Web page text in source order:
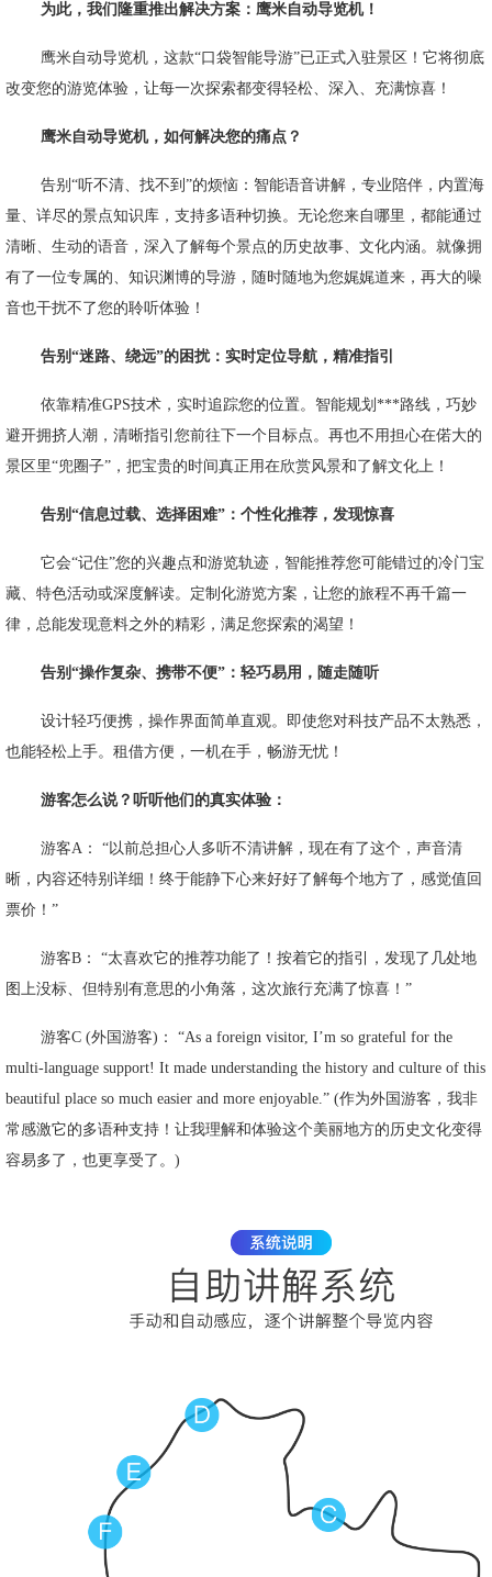
为此，我们隆重推出解决方案：鹰米自动导览机！
鹰米自动导览机， 这款“口袋智能导游”已正式入驻景区！它将彻底
改变您的游览体验，让每一次探索都变得轻松、深入、充满惊喜！
鹰米自动导览机，如何解决您的痛点？
告别 “听不清、找不到”的烦恼：智能语音讲解，专业陪伴 ， 内置海
量、详尽的景点知识库，支持多语种切换。无论您来自哪里，都能通过
清晰、生动的语音，深入了解每个景点的历史故事、文化内涵。就像拥
有了一位专属的、知识渊博的导游，随时随地为您娓娓道来，再大的噪
音也干扰不了您的聆听体验！
告别 “迷路、绕远”的困扰：实时定位导航，精准指引
依靠精准GPS技术，实时追踪您的位置。智能规划***路线，巧妙
避开拥挤人潮，清晰指引您前往下一个目标点。再也不用担心在偌大的
景区里“兜圈子”，把宝贵的时间真正用在欣赏风景和了解文化上！
告别 “信息过载、选择困难”：个性化推荐，发现惊喜
它会“记住”您的兴趣点和游览轨迹，智能推荐您可能错过的冷门宝
藏、特色活动或深度解读。定制化游览方案，让您的旅程不再千篇一
律，总能发现意料之外的精彩，满足您探索的渴望！
告别 “操作复杂、携带不便”：轻巧易用，随走随听
设计轻巧便携，操作界面简单直观。即使您对科技产品不太熟悉，
也能轻松上手。租借方便，一机在手，畅游无忧！
游客怎么说？听听他们的真实体验：
游客A： “以前总担心人多听不清讲解，现在有了这个，声音清
晰，内容还特别详细！终于能静下心来好好了解每个地方了，感觉值回
票价！”
游客B： “太喜欢它的推荐功能了！按着它的指引，发现了几处地
图上没标、但特别有意思的小角落，这次旅行充满了惊喜！”
游客C (外国游客)： “As a foreign visitor, I’m so grateful for the
multi-language support! It made understanding the history and culture of this
beautiful place so much easier and more enjoyable.” (作为外国游客，我非
常感激它的多语种支持！让我理解和体验这个美丽地方的历史文化变得
容易多了，也更享受了。)